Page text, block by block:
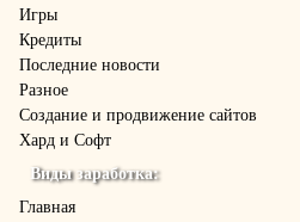
Игры
Кредиты
Последние новости
Разное
Создание и продвижение сайтов
Хард и Софт
Виды заработка:
Главная